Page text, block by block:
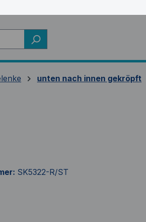
unten nach innen gekröpft
SK5322-R/ST